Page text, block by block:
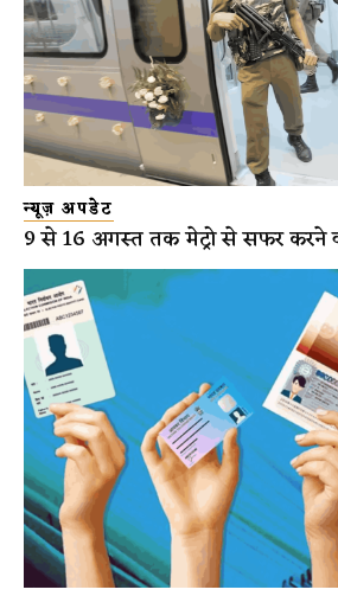
न्यूज़ अपडेट
9 से 16 अगस्त तक मेट्रो से सफर करने